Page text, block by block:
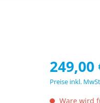
Regulärer
249,00
Preise inkl.
Ware wird